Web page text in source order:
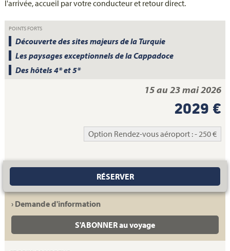
l'arrivée, accueil par votre conducteur et retour direct.
POINTS FORTS
Découverte des sites majeurs de la Turquie
Les paysages exceptionnels de la Cappadoce
Des hôtels 4* et 5*
15 au 23 mai 2026
2029 €
Option Rendez-vous aéroport : - 250 €
RÉSERVER
› Demande d'information
S'ABONNER au voyage